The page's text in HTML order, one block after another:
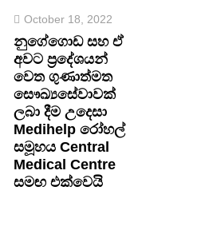
October 18, 2022
නුගේගොඩ සහ ඒ
අවට ප‍්‍රදේශයන්
වෙත ගුණාත්මත
සෞඛ්‍යසේවාවක්
ලබා දීම උදෙසා
Medihelp රෝහල්
සමූහය Central
Medical Centre
සමඟ එක්වෙයි